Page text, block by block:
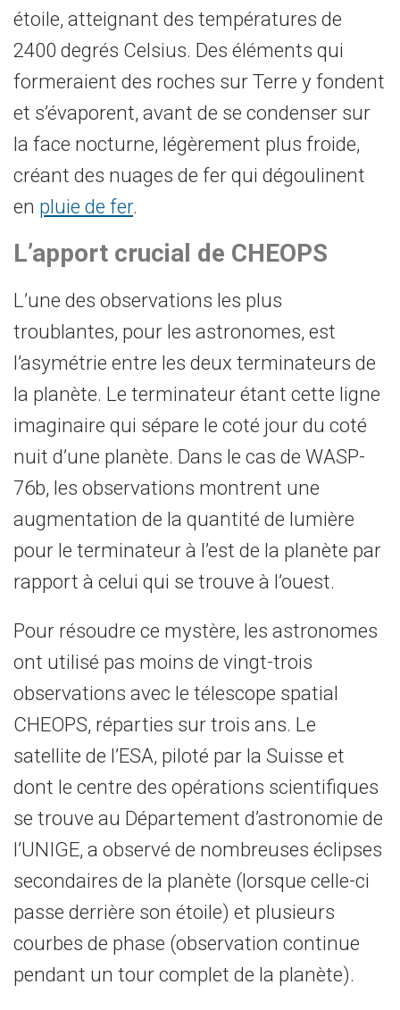
étoile, atteignant des températures de
2400 degrés Celsius. Des éléments qui
formeraient des roches sur Terre y fondent
et s’évaporent, avant de se condenser sur
la face nocturne, légèrement plus froide,
créant des nuages de fer qui dégoulinent
en pluie de fer.
L’apport crucial de CHEOPS
L’une des observations les plus
troublantes, pour les astronomes, est
l’asymétrie entre les deux terminateurs de
la planète. Le terminateur étant cette ligne
imaginaire qui sépare le coté jour du coté
nuit d’une planète. Dans le cas de WASP-
76b, les observations montrent une
augmentation de la quantité de lumière
pour le terminateur à l’est de la planète par
rapport à celui qui se trouve à l’ouest.
Pour résoudre ce mystère, les astronomes
ont utilisé pas moins de vingt-trois
observations avec le télescope spatial
CHEOPS, réparties sur trois ans. Le
satellite de l’ESA, piloté par la Suisse et
dont le centre des opérations scientifiques
se trouve au Département d’astronomie de
l’UNIGE, a observé de nombreuses éclipses
secondaires de la planète (lorsque celle-ci
passe derrière son étoile) et plusieurs
courbes de phase (observation continue
pendant un tour complet de la planète).